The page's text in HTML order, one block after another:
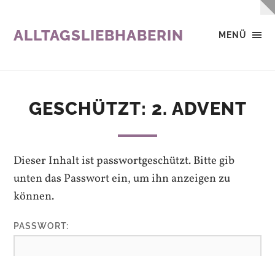
MENÜ
ALLTAGSLIEBHABERIN
GESCHÜTZT: 2. ADVENT
Dieser Inhalt ist passwortgeschützt. Bitte gib
unten das Passwort ein, um ihn anzeigen zu
können.
PASSWORT: